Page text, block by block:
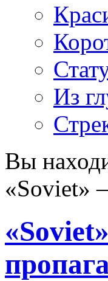
Из
Вы
«Soviet»